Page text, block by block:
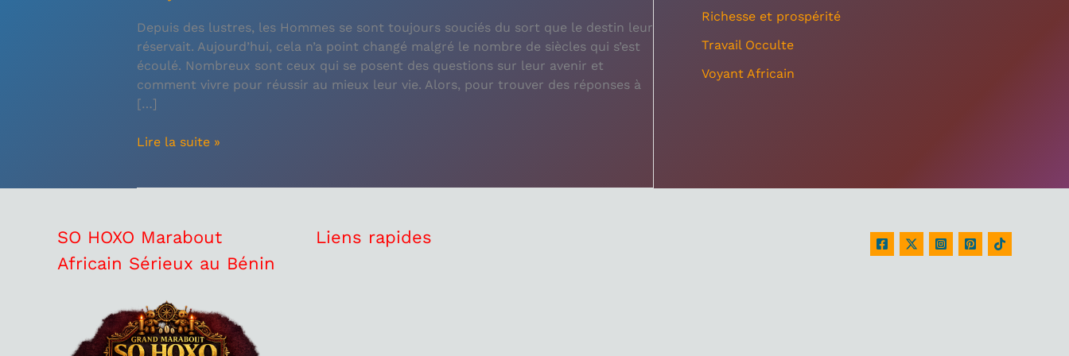
Depuis des lustres, les Hommes se sont toujours souciés du sort que le destin leur
réservait. Aujourd’hui, cela n’a point changé malgré le nombre de siècles qui s’est
écoulé. Nombreux sont ceux qui se posent des questions sur leur avenir et
comment vivre pour réussir au mieux leur vie. Alors, pour trouver des réponses à
[…]
Lire la suite »
Richesse et prospérité
Travail Occulte
Voyant Africain
SO HOXO Marabout
Africain Sérieux au Bénin
Liens rapides